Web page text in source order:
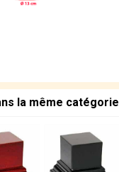
la même catégorie